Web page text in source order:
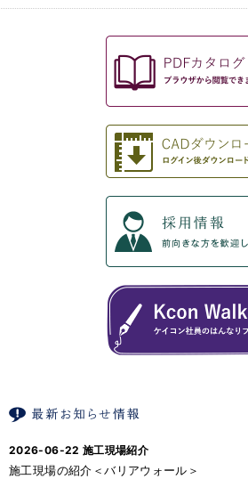
2026-06-22 施工現場紹介
施工現場の紹介＜バリアウォール＞